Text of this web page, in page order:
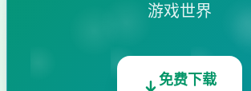
游戏世界
免费下载